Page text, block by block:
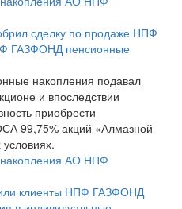
сделку по продаже НПФ
ГАЗФОНД пенсионные
накопления подавал
и впоследствии
приобрести
99,75% акций «Алмазной
АО НПФ
клиенты НПФ ГАЗФОНД